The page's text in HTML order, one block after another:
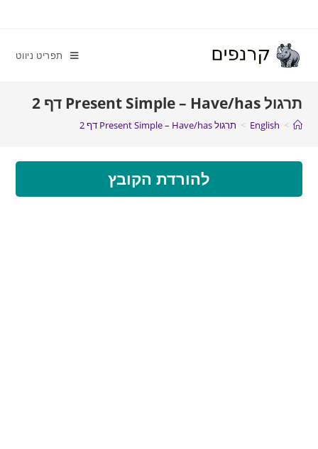
תפריט ניווט
תרגול Present Simple – Have/has דף 2
>
English
> תרגול Present Simple – Have/has דף 2
להורדת הקובץ